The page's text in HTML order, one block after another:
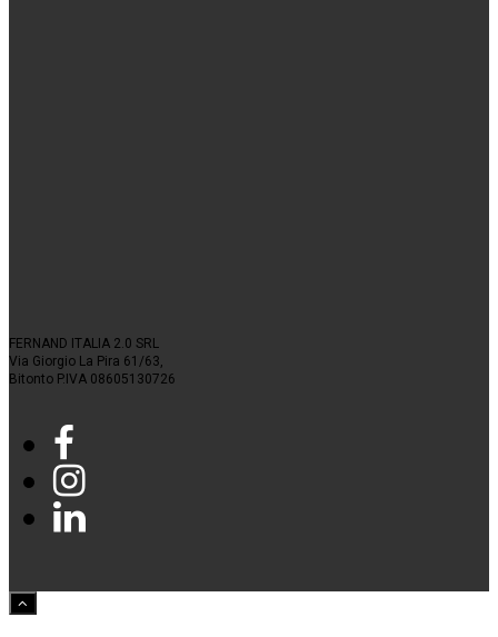
FERNAND ITALIA 2.0 SRL
Via Giorgio La Pira 61/63,
Bitonto P.IVA 08605130726